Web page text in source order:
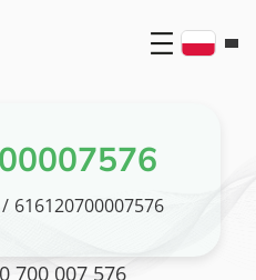
/ 616120700007576
700 007 576